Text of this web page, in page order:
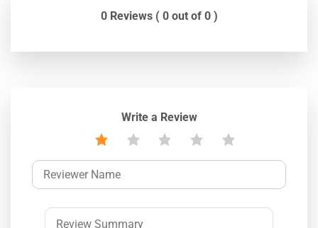
0 Reviews ( 0 out of 0 )
Write a Review